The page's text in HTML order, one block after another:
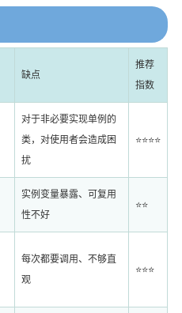
缺点
推荐
指数
对于非必要实现单例的
类，对使用者会造成困
扰
⭐⭐⭐⭐
实例变量暴露、可复用
性不好
⭐⭐
每次都要调用、不够直
观
⭐⭐⭐